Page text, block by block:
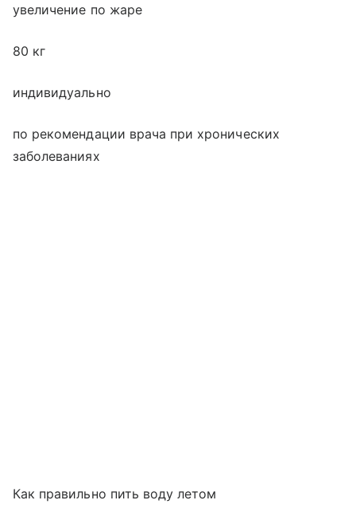
увеличение по жаре
80 кг
индивидуально
по рекомендации врача при хронических
заболеваниях
Как правильно пить воду летом